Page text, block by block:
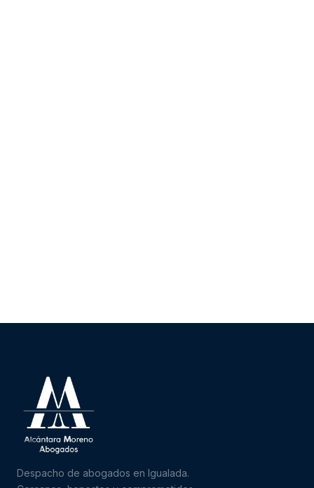
Despacho de abogados en Igualada.